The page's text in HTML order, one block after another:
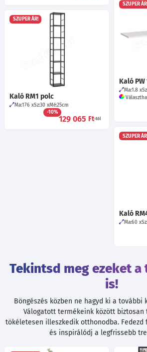
SZUPER
Kaló
Ma:1.8
SZUPER ÁR!
Kaló RM1 polc
Ma:176 Sz:30 Mé:25cm
-10%
129 065 Ft-tól
SZUPER
Kaló
Ma:60
Tekintsd meg ezeket
is!
Böngészés közben ne hagyd ki a
Válogatott termékeink között biztosan
tökéletesen illeszkedik otthonodba. Fedezd
és inspirálódj a legfrissebb